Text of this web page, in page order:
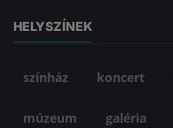
HELYSZÍNEK
színház koncert
múzeum galéria